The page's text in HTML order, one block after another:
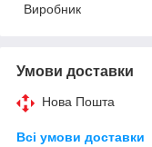
Виробник
Умови доставки
Нова Пошта
Всі умови доставки